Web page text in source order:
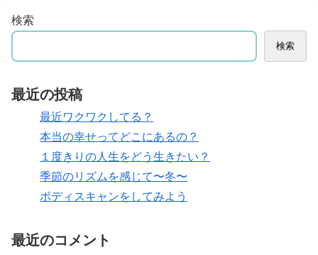
検索
検索
最近の投稿
最近ワクワクしてる？
本当の幸せってどこにあるの？
１度きりの人生をどう生きたい？
季節のリズムを感じて〜冬〜
ボディスキャンをしてみよう
最近のコメント